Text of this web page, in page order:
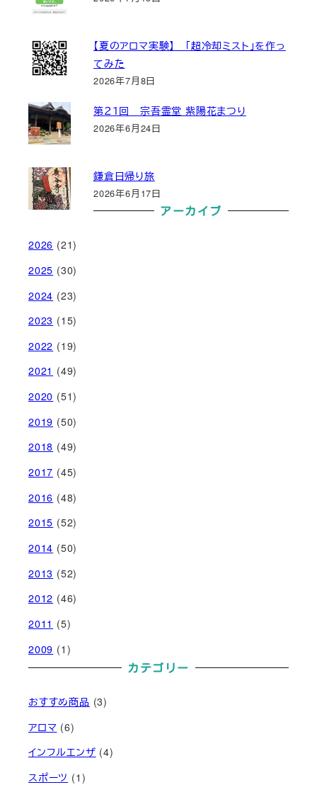
【夏のアロマ実験】 「超冷却ミスト」を作っ
てみた
2026年7月8日
第２１回 宗吾霊堂 紫陽花まつり
2026年6月24日
鎌倉日帰り旅
2026年6月17日
アーカイブ
2026 (21)
2025 (30)
2024 (23)
2023 (15)
2022 (19)
2021 (49)
2020 (51)
2019 (50)
2018 (49)
2017 (45)
2016 (48)
2015 (52)
2014 (50)
2013 (52)
2012 (46)
2011 (5)
2009 (1)
カテゴリー
おすすめ商品 (3)
アロマ (6)
インフルエンザ (4)
スポーツ (1)